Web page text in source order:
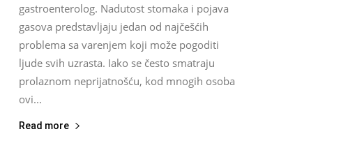
gastroenterolog. Nadutost stomaka i pojava
gasova predstavljaju jedan od najčešćih
problema sa varenjem koji može pogoditi
ljude svih uzrasta. Iako se često smatraju
prolaznom neprijatnošću, kod mnogih osoba
ovi...
Read more